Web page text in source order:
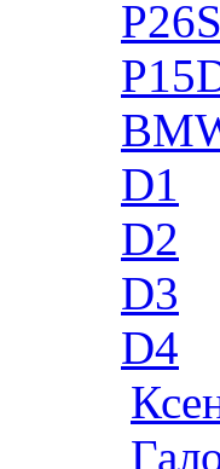
P26S
D1
D2
D3
D4